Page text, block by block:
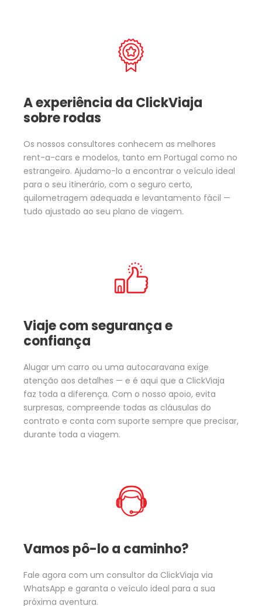
A experiência da ClickViaja
sobre rodas
Os nossos consultores conhecem as melhores
rent-a-cars e modelos, tanto em Portugal como no
estrangeiro. Ajudamo-lo a encontrar o veículo ideal
para o seu itinerário, com o seguro certo,
quilometragem adequada e levantamento fácil —
tudo ajustado ao seu plano de viagem.
Viaje com segurança e
confiança
Alugar um carro ou uma autocaravana exige
atenção aos detalhes — e é aqui que a ClickViaja
faz toda a diferença. Com o nosso apoio, evita
surpresas, compreende todas as cláusulas do
contrato e conta com suporte sempre que precisar,
durante toda a viagem.
Vamos pô-lo a caminho?
Fale agora com um consultor da ClickViaja via
WhatsApp e garanta o veículo ideal para a sua
próxima aventura.